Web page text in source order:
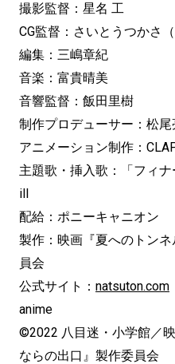
撮影監督：星名 工
CG監督：さいとうつかさ
編集：三嶋章紀
音楽：富貴晴美
音響監督：飯田里樹
制作プロデューサー：松尾
アニメーション制作：
主題歌・挿入歌：「フィ
ill
配給：ポニーキャニオン
製作：映画『夏へのトン
員会
公式サイト： natsuton.com
anime
©2022 八目迷・小学館／
ならの出口』製作委員会